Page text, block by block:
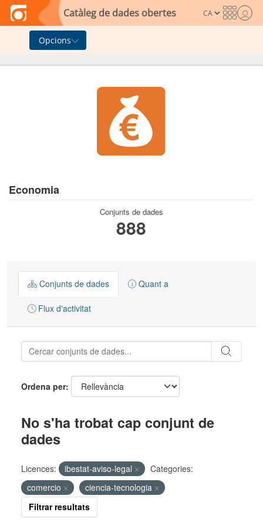
Skip to main content
Catàleg de dades obertes
Opcions
Economia
Conjunts de dades
888
Conjunts de dades Quant a
Flux d'activitat
Ordena per
No s'ha trobat cap conjunt de
dades
Licences: ibestat-aviso-legal
Categories:
comercio
ciencia-tecnologia
Filtrar resultats